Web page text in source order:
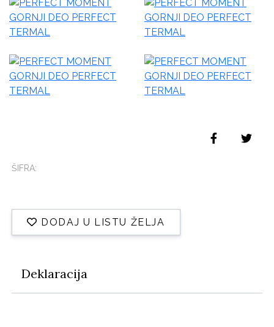
ŠIFRA:
DODAJ U LISTU ŽELJA
Deklaracija